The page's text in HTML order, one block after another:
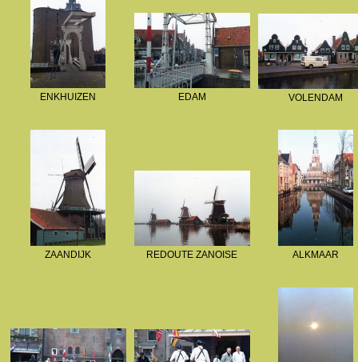
ENKHUIZEN EDAM VOLENDAM
ZAANDIJK REDOUTE ZANOISE ALKMAAR